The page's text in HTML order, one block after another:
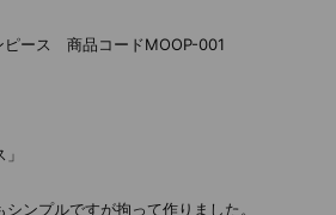
ピース 商品コードMOOP-001
ンプルですが拘って作りました。